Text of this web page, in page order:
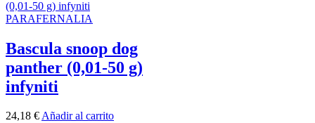
PARAFERNALIA
Bascula snoop dog
panther (0,01-50 g)
infyniti
24,18 €Añadir al carrito